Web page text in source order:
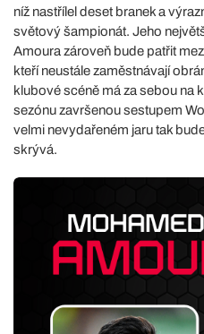
níž nastřílel deset branek a
světový šampionát. Jeho
Amoura zároveň bude patřit
kteří neustále zaměstnávají
klubové scéně má za sebou na
sezónu završenou sestupem
velmi nevydařeném jaru tak
skrývá.